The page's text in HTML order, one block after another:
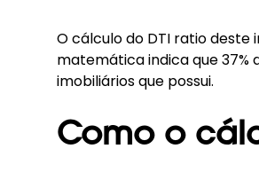
O cálculo do DTI ratio deste
matemática indica que 37%
imobiliários que possui.
Como o